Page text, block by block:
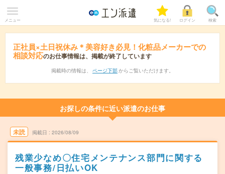
メニュー 気になる! ログイン 検索
正社員×土日祝休み＊美容好き必見！化粧品メーカーでの
相談対応のお仕事情報は、掲載が終了しています
掲載時の情報は、 ページ下部 からご覧いただけます。
お探しの条件に近い派遣のお仕事
未読 掲載日 2026/08/09
残業少なめ〇住宅メンテナンス部門に関する
一般事務/日払いOK